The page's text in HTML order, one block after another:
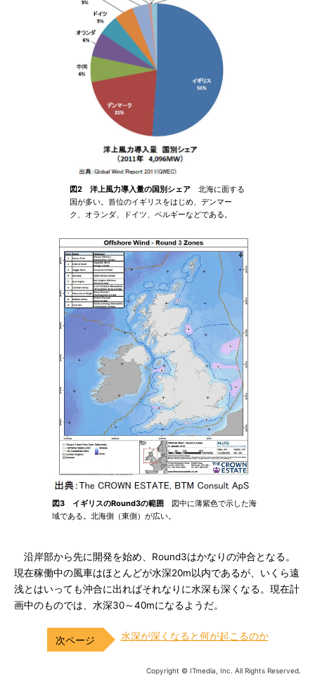
図2 洋上風力導入量の国別シェア 北海に面する
国が多い。首位のイギリスをはじめ、デンマー
ク、オランダ、ドイツ、ベルギーなどである。
図3 イギリスのRound3の範囲
図中に薄紫色で示した海
域である。北海側（東側）が広い。
沿岸部から先に開発を始め、Round3はかなりの沖合となる。
現在稼働中の風車はほとんどが水深20m以内であるが、いくら遠
浅とはいっても沖合に出ればそれなりに水深も深くなる。現在計
画中のものでは、水深30～40mになるようだ。
水深が深くなると何が起こるのか
Copyright © ITmedia, Inc. All Rights Reserved.